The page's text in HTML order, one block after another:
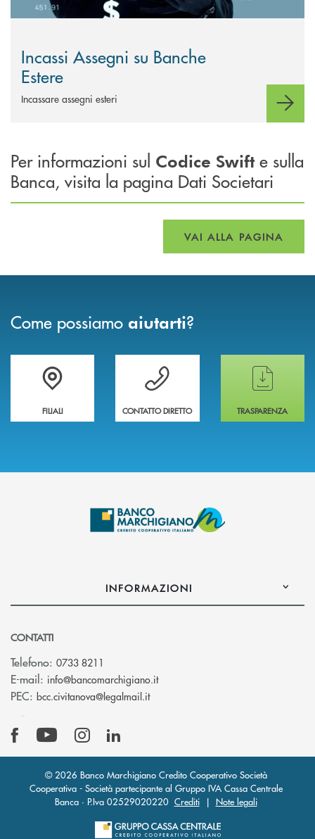
Incassi Assegni su Banche
Estere
Incassare assegni esteri
Per informazioni sul Codice Swift e sulla
Banca, visita la pagina Dati Societari
VAI ALLA PAGINA
Come possiamo aiutarti?
Trova la filiale più vicina a te
FILIALI
Hai bisogno di assistenza immediata ?
CONTATTO DIRETTO
Hai bisogno di
TRASPARENZA
INFORMAZIONI
CONTATTI
Telefono: 0733 8211
E-mail: info@bancomarchigiano.it(si apre l’app di posta
PEC: bcc.civitanova@legalmail.it(si apre l’app di posta elettronica)
© 2026 Banco Marchigiano Credito Cooperativo Società
Cooperativa - Società partecipante al Gruppo IVA Cassa Centrale
Banca · P.Iva 02529020220 Crediti| Note legali